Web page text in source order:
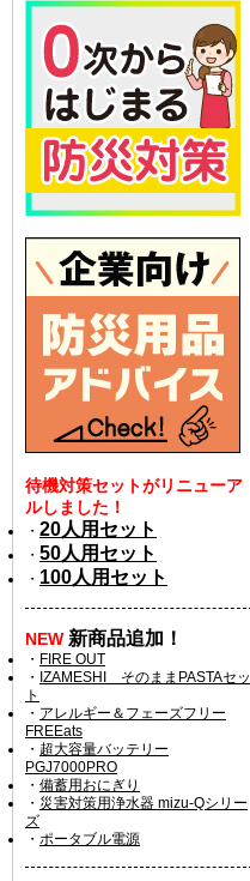
待機対策セットがリニューア
ルしました！
・ 20人用セット
・ 50人用セット
・ 100人用セット
NEW 新商品追加！
・ FIRE OUT
・ IZAMESHI そのままPASTAセッ
ト
・ アレルギー＆フェーズフリー
FREEats
・ 超大容量バッテリー
PGJ7000PRO
・ 備蓄用おにぎり
・ 災害対策用浄水器 mizu-Qシリー
ズ
・ ポータブル電源